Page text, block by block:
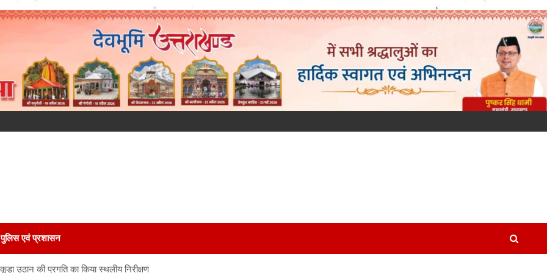
पुलिस एवं प्रशासन
उठान की प्रगति का किया स्थलीय निरीक्षण